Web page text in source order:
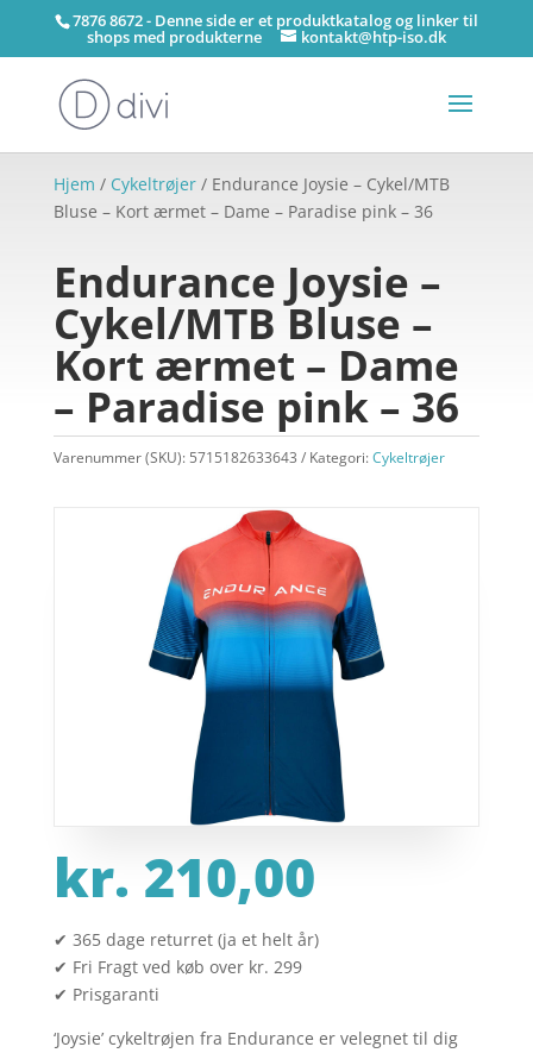
7876 8672 - Denne side er et produktkatalog og linker til
shops med produkterne kontakt@htp-iso.dk
Hjem / Cykeltrøjer/ Endurance Joysie – Cykel/MTB
Bluse – Kort ærmet – Dame – Paradise pink – 36
Endurance Joysie –
Cykel/MTB Bluse –
Kort ærmet – Dame
– Paradise pink – 36
Varenummer (SKU): 5715182633643 Kategori:Cykeltrøjer
kr. 210,00
✔ 365 dage returret (ja et helt år)
✔ Fri Fragt ved køb over kr. 299
✔ Prisgaranti
‘Joysie’ cykeltrøjen fra Endurance er velegnet til dig